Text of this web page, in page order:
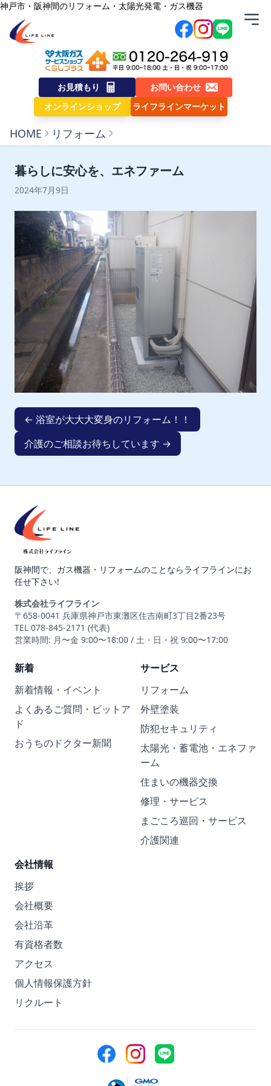
内容をスキップ
神戸市・阪神間のリフォーム・太陽光発電・ガス機器
株式会社ライフライン
お見積もり
お問い合わせ
オンラインショップ
ライフラインマーケット
HOME リフォーム
暮らしに安心を、エネファーム
2024年7月9日
← 浴室が大大大変身のリフォーム！！
介護のご相談お待ちしています →
阪神間で、ガス機器・リフォームのことならライフラインにお
任せ下さい!
株式会社ライフライン
〒658-0041 兵庫県神戸市東灘区住吉南町3丁目2番23号
TEL 078-845-2171 (代表)
営業時間: 月〜金 9:00〜18:00 / 土・日・祝 9:00〜17:00
新着
新着情報・イベント
よくあるご質問・ビットア
ド
おうちのドクター新聞
サービス
リフォーム
外壁塗装
防犯セキュリティ
太陽光・蓄電池・エネファ
ーム
住まいの機器交換
修理・サービス
まごころ巡回・サービス
介護関連
会社情報
挨拶
会社概要
会社沿革
有資格者数
アクセス
個人情報保護方針
リクルート